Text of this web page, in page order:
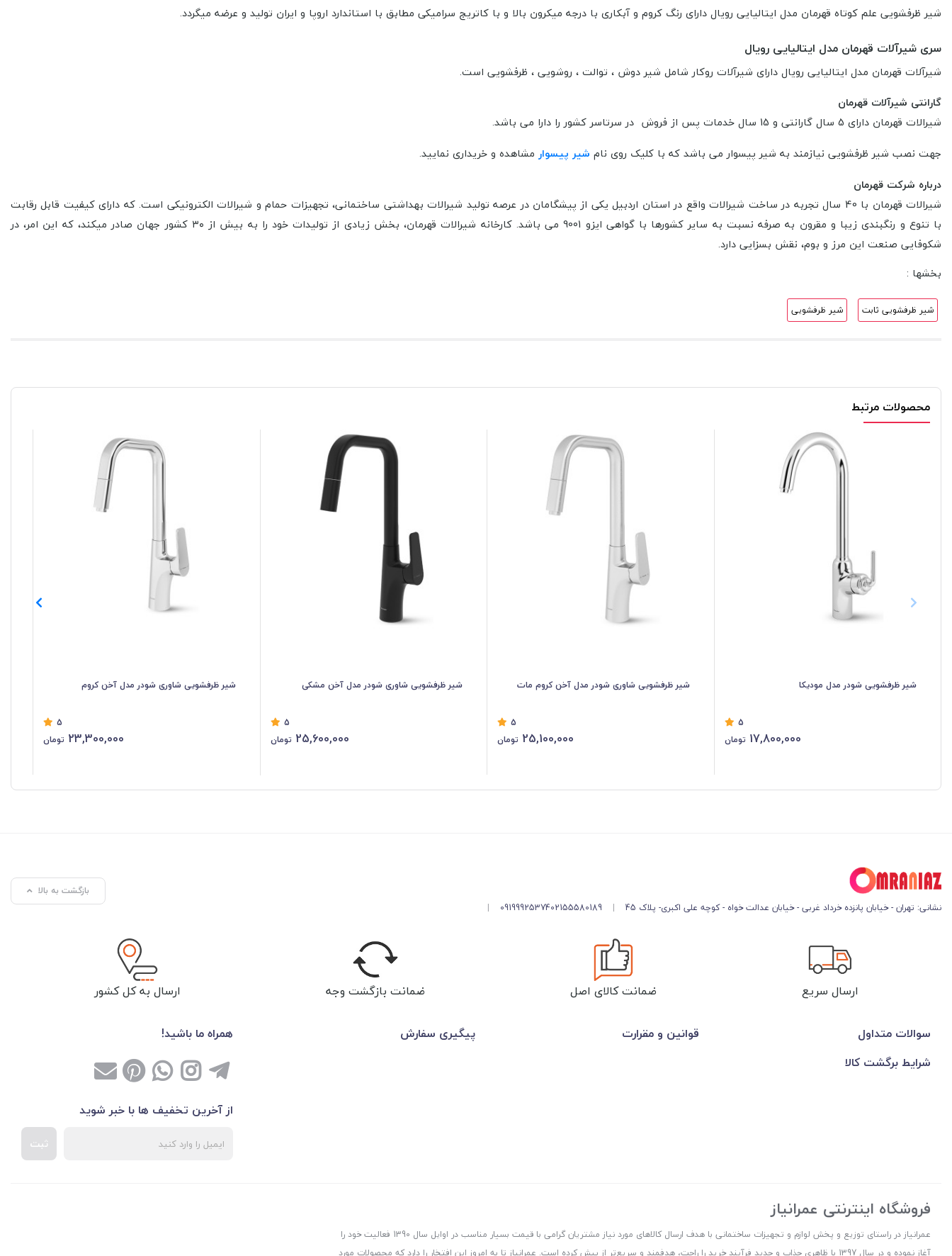
شیر ظرفشویی علم کوتاه قهرمان مدل ایتالیایی رویال دارای رنگ کروم و آبکاری با درجه میکرون بالا و با کاتریج سرامیکی مطابق با استاندارد اروپا و ایران تولید و عرضه میگردد.
سری شیرآلات قهرمان مدل ایتالیایی رویال
شیرآلات قهرمان مدل ایتالیایی رویال دارای شیرآلات روکار شامل شیر دوش ، توالت ، روشویی ، ظرفشویی است.
گارانتی شیرآلات قهرمان
شیرالات قهرمان دارای 5 سال گارانتی و 15 سال خدمات پس از فروش در سرتاسر کشور را دارا می باشد.
جهت نصب شیر ظرفشویی نیازمند به شیر پیسوار می باشد که با کلیک روی نام شیر پیسوار مشاهده و خریداری نمایید.
درباره شرکت قهرمان
شیرالات قهرمان با 40 سال تجربه در ساخت شیرالات واقع در استان اردبیل یکی از پیشگامان در عرصه تولید شیرالات بهداشتی ساختمانی، تجهیزات حمام و شیرالات الکترونیکی است. که دارای کیفیت قابل رقابت
با تنوع و رنگبندی زیبا و مقرون به صرفه نسبت به سایر کشورها با گواهی ایزو 9001 می باشد. کارخانه شیرالات قهرمان، بخش زیادی از تولیدات خود را به بیش از ۳۰ کشور جهان صادر میکند، که این امر، در
شکوفایی صنعت این مرز و بوم، نقش بسزایی دارد.
بخشها :
شیر ظرفشویی ثابت شیر ظرفشویی
محصولات مرتبط
شیر ظرفشویی شودر مدل مودیکا
5
17,800,000 تومان
شیر ظرفشویی شاوری شودر مدل آخن کروم مات
5
25,100,000 تومان
شیر ظرفشویی شاوری شودر مدل آخن مشکی
5
25,600,000 تومان
شیر ظرفشویی شاوری شودر مدل آخن کروم
5
23,300,000 تومان
نشانی: تهران - خیابان پانزده خرداد غربی - خیابان عدالت خواه - کوچه علی اکبری- پلاک 45 |
02155580189
09199925374
|
بازگشت به بالا
ارسال سریع ضمانت کالای اصل ضمانت بازگشت وجه ارسال به کل کشور
سوالات متداول قوانین و مقرارت
پیگیری سفارش
شرایط برگشت کالا
همراه ما باشید!
از آخرین تخفیف ها با خبر شوید
ثبت
فروشگاه اینترنتی عمرانیاز
عمرانیاز در راستای توزیع و پخش لوازم و تجهیزات ساختمانی با هدف ارسال کالاهای مورد نیاز مشتریان گرامی با قیمت بسیار مناسب در اوایل سال 1390 فعالیت خود را